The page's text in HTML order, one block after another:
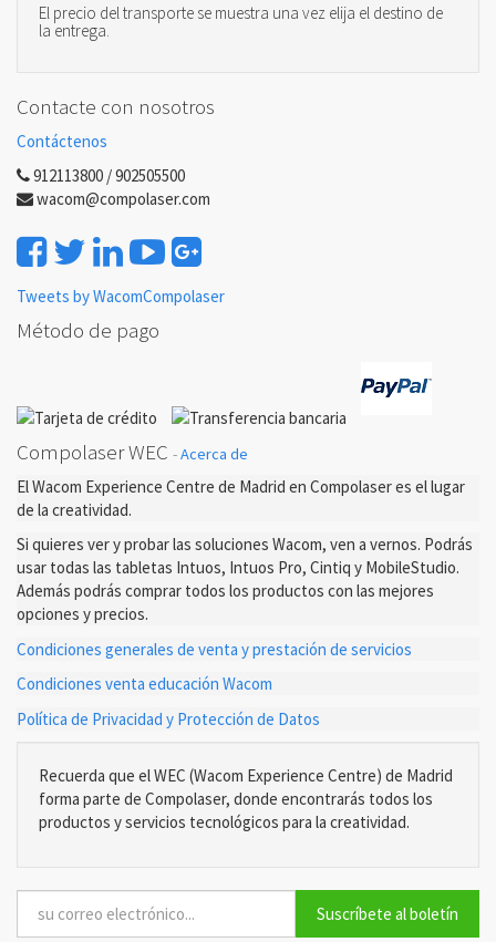
El precio del transporte se muestra una vez elija el destino de
la entrega.
Contacte con nosotros
Contáctenos
912113800 / 902505500
wacom@compolaser.com
Tweets by WacomCompolaser
Método de pago
Compolaser WEC -Acerca de
El Wacom Experience Centre de Madrid en Compolaser es el lugar
de la creatividad.
Si quieres ver y probar las soluciones Wacom, ven a vernos. Podrás
usar todas las tabletas Intuos, Intuos Pro, Cintiq y MobileStudio.
Además podrás comprar todos los productos con las mejores
opciones y precios.
Condiciones generales de venta y prestación de servicios
Condiciones venta educación Wacom
Política de Privacidad y Protección de Datos
Recuerda que el WEC (Wacom Experience Centre) de Madrid
forma parte de Compolaser, donde encontrarás todos los
productos y servicios tecnológicos para la creatividad.
Suscríbete al boletín